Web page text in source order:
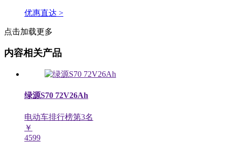
优惠直达 >
点击加载更多
内容相关产品
绿源S70 72V26Ah
电动车排行榜第3名
￥
4599